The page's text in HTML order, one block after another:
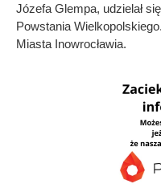
Józefa Glempa, udzielał
Powstania
Miasta Inowrocławia.